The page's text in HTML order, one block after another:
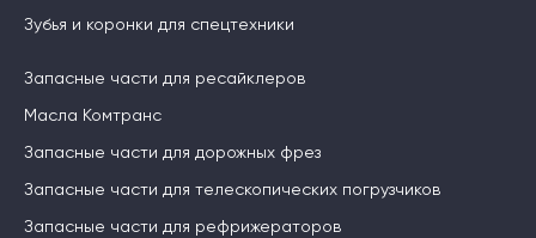
Зубья и коронки для спецтехники
Запасные части для ресайклеров
Масла Комтранс
Запасные части для дорожных фрез
Запасные части для телескопических погрузчиков
Запасные части для рефрижераторов